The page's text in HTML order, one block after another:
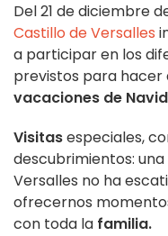
Del 21 de diciembre
Castillo de Versalles
a participar en los
previstos para hacer
vacaciones de
Visitasespeciales,
descubrimientos:
Versalles no ha
ofrecernos
con toda la familia.